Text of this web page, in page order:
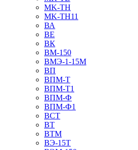
MK-TH
MK-TH11
ВА
ВЕ
ВК
ВМ-150
ВМЭ-1-15М
ВП
ВПМ-Т
ВПМ-Т1
ВПМ-Ф
ВПМ-Ф1
ВСТ
ВТ
ВТМ
ВЭ-15Т